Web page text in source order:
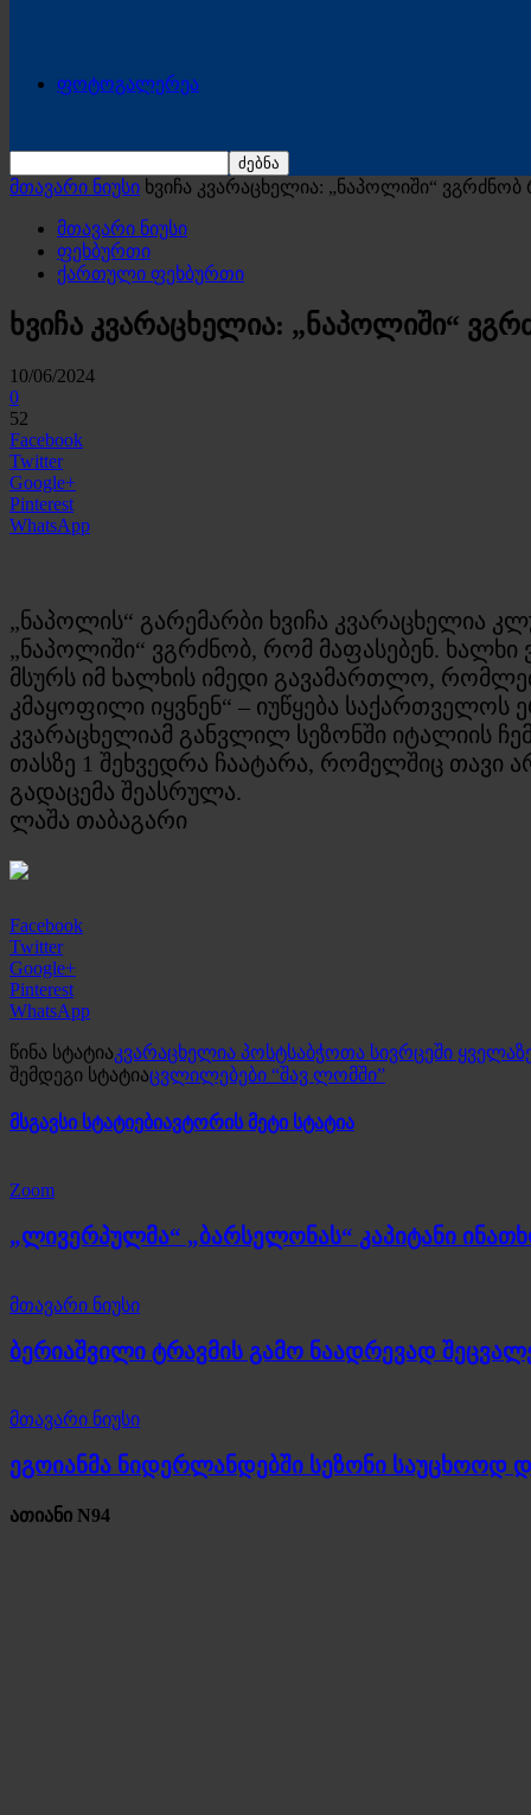
ფოტოგალერეა
მთავარი ნიუსი ხვიჩა კვარაცხელია: „ნაპოლიში“ ვგრძნობ
მთავარი ნიუსი
ფეხბურთი
ქართული ფეხბურთი
ხვიჩა კვარაცხელია: „ნაპოლიში“
10/06/2024
0
52
Facebook
Twitter
Google+
Pinterest
WhatsApp
„ნაპოლის“ გარემარბი ხვიჩა კვარაცხელია
„ნაპოლიში“ ვგრძნობ, რომ მაფასებენ.
მსურს იმ ხალხის იმედი გავამართლო,
კმაყოფილი იყვნენ“ – იუწყება
კვარაცხელიამ განვლილ სეზონში იტალიის
თასზე 1 შეხვედრა ჩაატარა, რომელშიც თავი
გადაცემა შეასრულა.
ლაშა თაბაგარი
Facebook
Twitter
Google+
Pinterest
WhatsApp
წინა სტატიაკვარაცხელია პოსტსაბჭოთა სივრცეში
შემდეგი სტატიაცვლილებები “შავ ლომში”
მსგავსი სტატიებიავტორის მეტი სტატია
Zoom
„ლივერპულმა“ „ბარსელონას“ კაპიტანი
მთავარი ნიუსი
ბერიაშვილი ტრავმის გამო ნაადრევად
მთავარი ნიუსი
ეგოიანმა ნიდერლანდებში სეზონი საუცხოოდ
ათიანი N94